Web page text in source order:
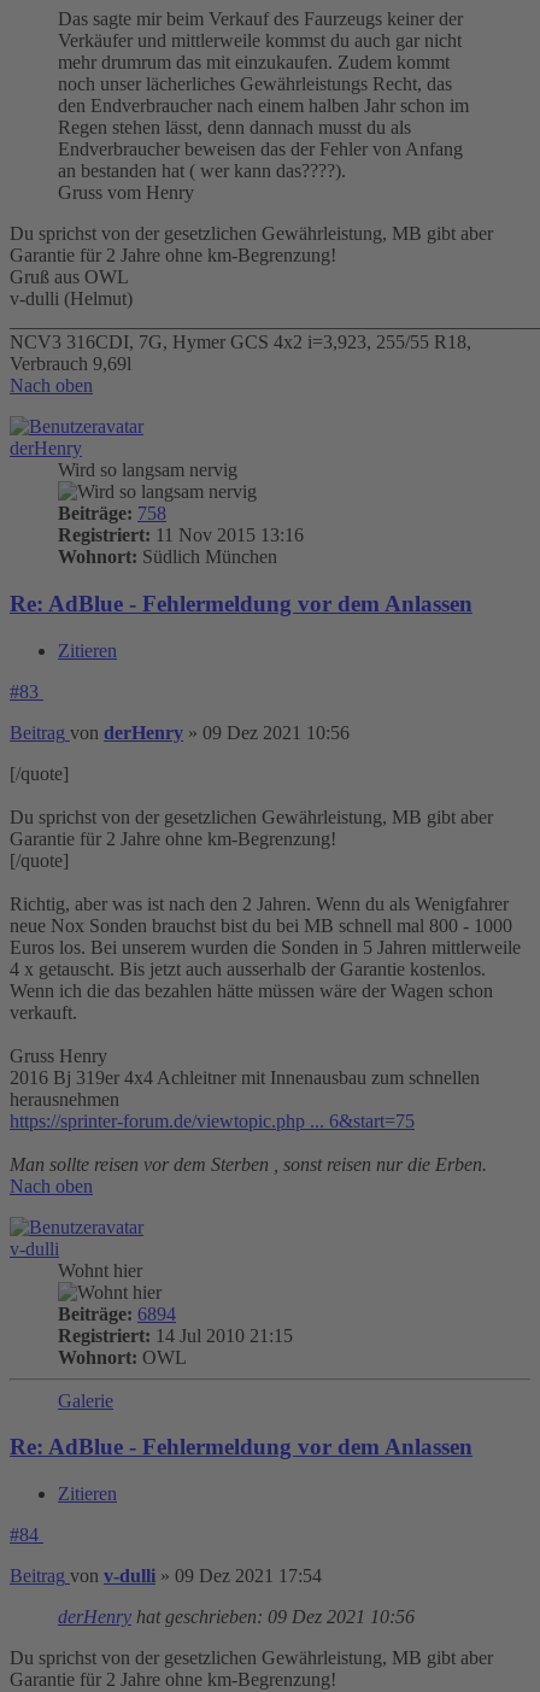
Das sagte mir beim Verkauf des Faurzeugs keiner der
Verkäufer und mittlerweile kommst du auch gar nicht
mehr drumrum das mit einzukaufen. Zudem kommt
noch unser lächerliches Gewährleistungs Recht, das
den Endverbraucher nach einem halben Jahr schon im
Regen stehen lässt, denn dannach musst du als
Endverbraucher beweisen das der Fehler von Anfang
an bestanden hat ( wer kann das????).
Gruss vom Henry
Du sprichst von der gesetzlichen Gewährleistung, MB gibt aber
Garantie für 2 Jahre ohne km-Begrenzung!
Gruß aus OWL
v-dulli (Helmut)
NCV3 316CDI, 7G, Hymer GCS 4x2 i=3,923, 255/55 R18,
Verbrauch 9,69l
Nach oben
derHenry
Wird so langsam nervig
Beiträge: 758
Registriert: 11 Nov 2015 13:16
Wohnort: Südlich München
Re: AdBlue - Fehlermeldung vor dem Anlassen
Zitieren
#83
Beitrag von derHenry » 09 Dez 2021 10:56
[/quote]
Du sprichst von der gesetzlichen Gewährleistung, MB gibt aber
Garantie für 2 Jahre ohne km-Begrenzung!
[/quote]
Richtig, aber was ist nach den 2 Jahren. Wenn du als Wenigfahrer
neue Nox Sonden brauchst bist du bei MB schnell mal 800 - 1000
Euros los. Bei unserem wurden die Sonden in 5 Jahren mittlerweile
4 x getauscht. Bis jetzt auch ausserhalb der Garantie kostenlos.
Wenn ich die das bezahlen hätte müssen wäre der Wagen schon
verkauft.
Gruss Henry
2016 Bj 319er 4x4 Achleitner mit Innenausbau zum schnellen
herausnehmen
https://sprinter-forum.de/viewtopic.php ... 6&start=75
Man sollte reisen vor dem Sterben , sonst reisen nur die Erben.
Nach oben
v-dulli
Wohnt hier
Beiträge: 6894
Registriert: 14 Jul 2010 21:15
Wohnort: OWL
Galerie
Re: AdBlue - Fehlermeldung vor dem Anlassen
Zitieren
#84
Beitrag von v-dulli » 09 Dez 2021 17:54
derHenry hat geschrieben: 09 Dez 2021 10:56
Du sprichst von der gesetzlichen Gewährleistung, MB gibt aber
Garantie für 2 Jahre ohne km-Begrenzung!